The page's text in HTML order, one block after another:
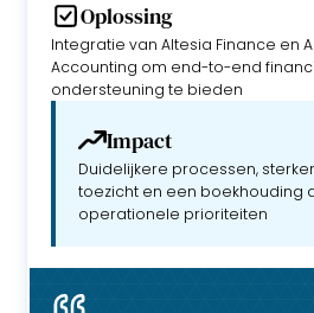
Oplossing
Integratie van Altesia Finance en
Accounting om end-to-end
ondersteuning te bieden
Impact
Duidelijkere processen,
toezicht en een boekhouding
operationele prioriteiten